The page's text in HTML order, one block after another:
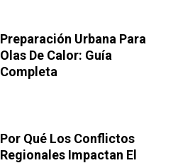
Preparación Urbana Para
Olas De Calor: Guía
Completa
Por Qué Los Conflictos
Regionales Impactan El